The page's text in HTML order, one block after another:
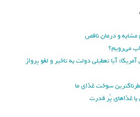
مشابه و درمان ناقص
می‌رویم؟
آیا تعطیلی دولت به تاخیر و لغو پرواز
سوخت غذای ما
با غذاهای پُر قدرت